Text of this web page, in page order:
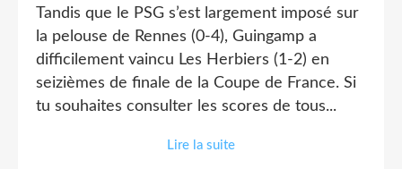
Tandis que le PSG s’est largement imposé sur
la pelouse de Rennes (0-4), Guingamp a
difficilement vaincu Les Herbiers (1-2) en
seizièmes de finale de la Coupe de France. Si
tu souhaites consulter les scores de tous...
Lire la suite